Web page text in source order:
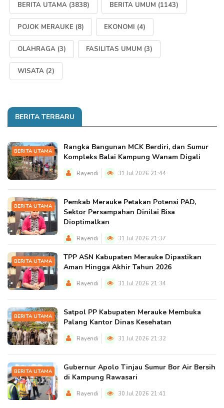
BERITA UTAMA (3838) BERITA UMUM (1143)
POJOK MERAUKE (8) EKONOMI (4)
OLAHRAGA (3) FASILITAS UMUM (3)
WISATA (2)
BERITA TERBARU
BERITA UTAMA
Rangka Bangunan MCK Berdiri, dan Sumur
Kompleks Balai Kampung Wanam Digali
Rayendi 31 Jul 2026 21:44
BERITA UTAMA
Pemkab Merauke Petakan Potensi PAD,
Sektor Persampahan Dinilai Bisa
Dioptimalkan
Rayendi 31 Jul 2026 21:37
BERITA UTAMA
TPP ASN Kabupaten Merauke Dipastikan
Aman Hingga Akhir Tahun 2026
Rayendi 31 Jul 2026 21:34
BERITA UTAMA
Satpol PP Kabupaten Merauke Membuka
Palang Kantor Dinas Kesehatan
Rayendi 31 Jul 2026 21:32
BERITA UTAMA
Gubernur Apolo Tinjau Sumur Bor Air Bersih
di Kampung Rawasari
Rayendi 30 Jul 2026 21:41